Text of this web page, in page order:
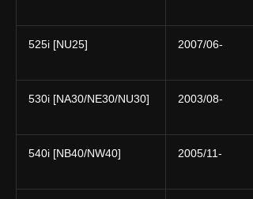
525i [NU25] 2007/06-
530i [NA30/NE30/NU30] 2003/08-
540i [NB40/NW40] 2005/11-